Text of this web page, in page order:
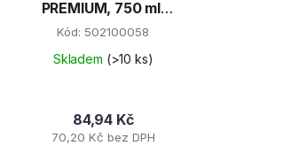
PREMIUM, 750 ml,
zelené
Kód: 502100058
Skladem (>10 ks)
70,20 Kč bez DPH
84,94 Kč